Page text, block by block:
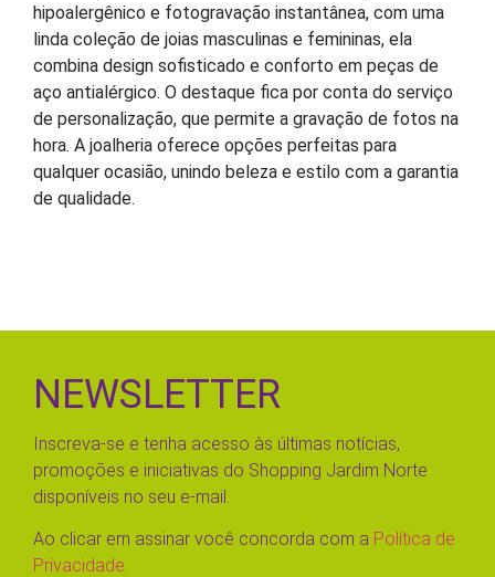
hipoalergênico e fotogravação instantânea, com uma
linda coleção de joias masculinas e femininas, ela
combina design sofisticado e conforto em peças de
aço antialérgico. O destaque fica por conta do serviço
de personalização, que permite a gravação de fotos na
hora. A joalheria oferece opções perfeitas para
qualquer ocasião, unindo beleza e estilo com a garantia
de qualidade.
NEWSLETTER
Inscreva-se e tenha acesso às últimas notícias,
promoções e iniciativas do Shopping Jardim Norte
disponíveis no seu e-mail.
Ao clicar em assinar você concorda com a Política de
Privacidade.